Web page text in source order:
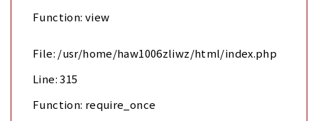
Function: view
File: /usr/home/haw1006zliwz/html/index.php
Line: 315
Function: require_once